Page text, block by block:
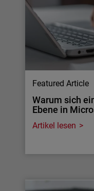
Featured Article
Warum sich
Ebene in
Artikel lesen